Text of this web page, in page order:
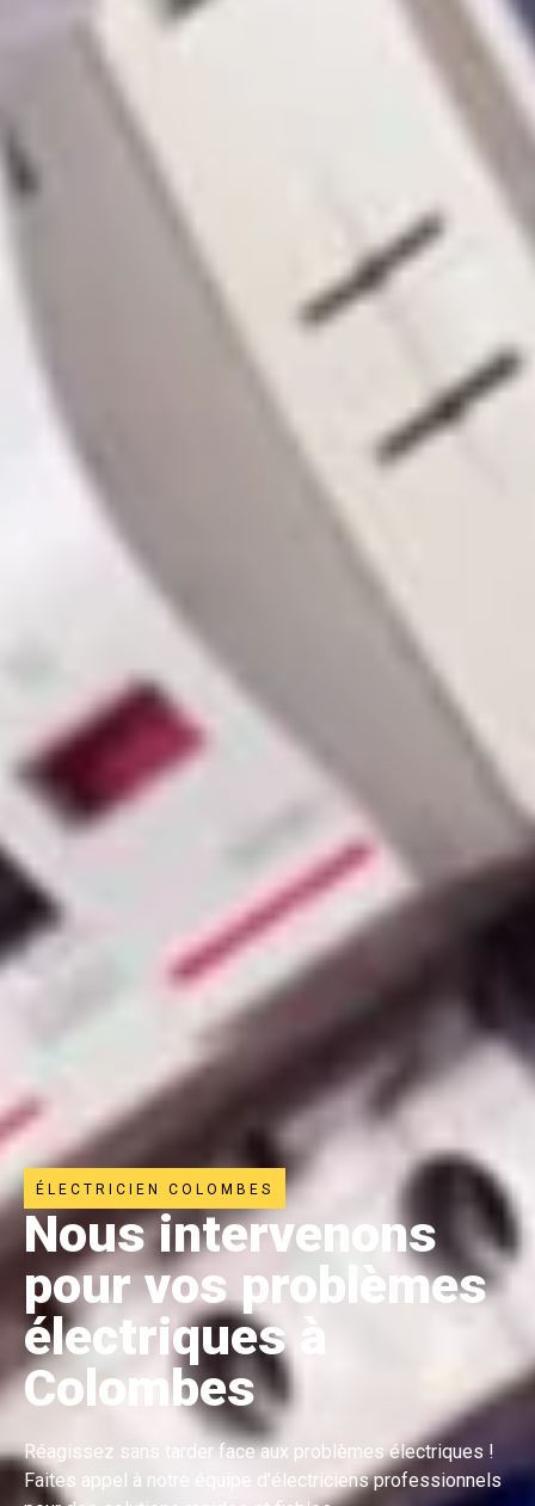
ÉLECTRICIEN COLOMBES
Nous intervenons
pour vos problèmes
électriques à
Colombes
Réagissez sans tarder face aux problèmes électriques !
Faites appel à notre équipe d’électriciens professionnels